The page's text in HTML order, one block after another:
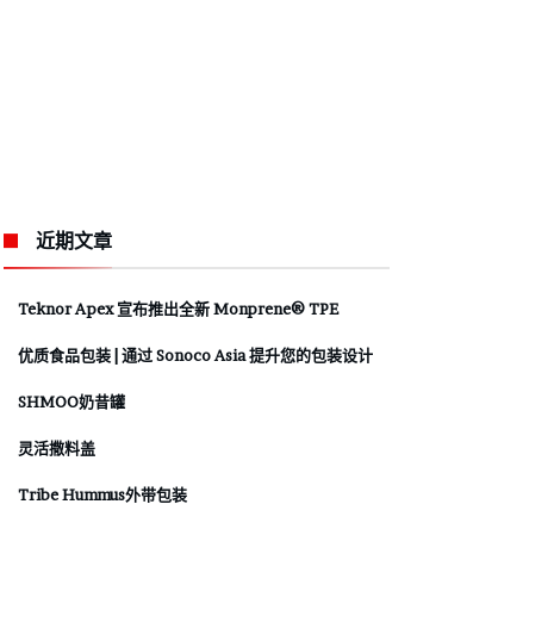
近期文章
Teknor Apex 宣布推出全新 Monprene® TPE
优质食品包装 | 通过 Sonoco Asia 提升您的包装设计
SHMOO奶昔罐
灵活撒料盖
Tribe Hummus外带包装